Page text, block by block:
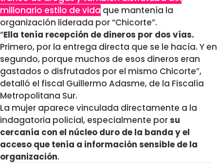
millonario estilo de vida que mantenía la
organización liderada por “Chicorte”.
“Ella tenía recepción de dineros por dos vías.
Primero, por la entrega directa que se le hacía. Y en
segundo, porque muchos de esos dineros eran
gastados o disfrutados por el mismo Chicorte”,
detalló el fiscal Guillermo Adasme, de la Fiscalía
Metropolitana Sur.
La mujer aparece vinculada directamente a la
indagatoria policial, especialmente porsu
cercanía con el núcleo duro de la banda y el
acceso que tenía a información sensible de la
organización.